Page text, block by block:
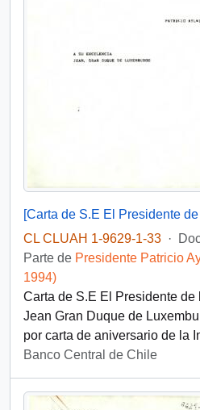
CL CLUAH 1-9629-1-33 ·
Parte de Presidente Patricio
1994)
Carta de S.E El Presidente
Jean Gran Duque de
por carta de aniversario de la
Banco Central de Chile